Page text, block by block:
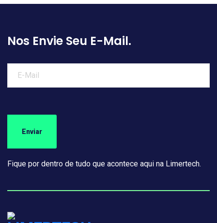
Nos Envie Seu E-Mail.
Fique por dentro de tudo que acontece aqui na Limertech.